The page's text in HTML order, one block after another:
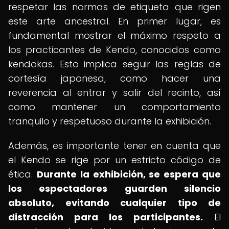
respetar las normas de etiqueta que rigen
este arte ancestral. En primer lugar, es
fundamental mostrar el máximo respeto a
los practicantes de Kendo, conocidos como
kendokas. Esto implica seguir las reglas de
cortesía japonesa, como hacer una
reverencia al entrar y salir del recinto, así
como mantener un comportamiento
tranquilo y respetuoso durante la exhibición.
Además, es importante tener en cuenta que
el Kendo se rige por un estricto código de
ética. Durante la exhibición, se espera que
los espectadores guarden silencio
absoluto, evitando cualquier tipo de
distracción para los participantes. El